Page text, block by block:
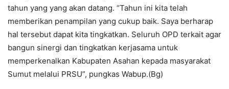
tahun yang yang akan datang. “Tahun ini kita telah
memberikan penampilan yang cukup baik. Saya berharap
hal tersebut dapat kita tingkatkan. Seluruh OPD terkait agar
bangun sinergi dan tingkatkan kerjasama untuk
memperkenalkan Kabupaten Asahan kepada masyarakat
Sumut melalui PRSU”, pungkas Wabup.(Bg)